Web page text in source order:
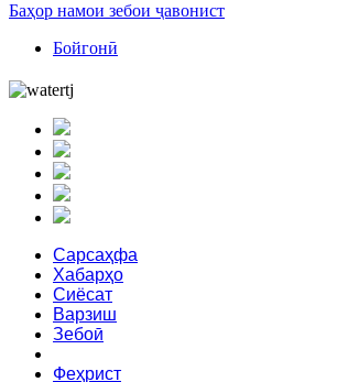
Баҳор намои зебои ҷавонист
Бойгонӣ
Сарсаҳфа
Хабарҳо
Сиёсат
Варзиш
Зебоӣ
Феҳрист